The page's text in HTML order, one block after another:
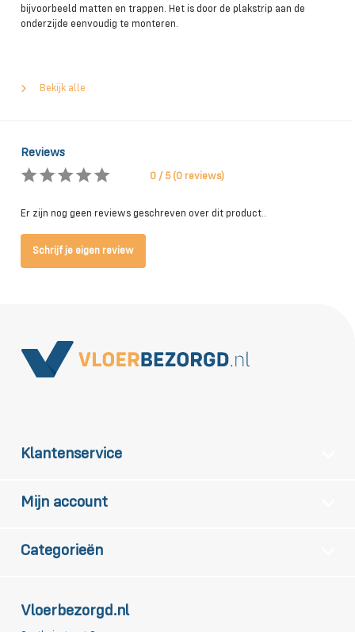
bijvoorbeeld matten en trappen. Het is door de plakstrip aan de
onderzijde eenvoudig te monteren.
Bekijk alle
Reviews
0 / 5 (0 reviews)
Er zijn nog geen reviews geschreven over dit product..
Schrijf je eigen review
Vloerbezorgd.nl
Klantenservice
Mijn account
Categorieën